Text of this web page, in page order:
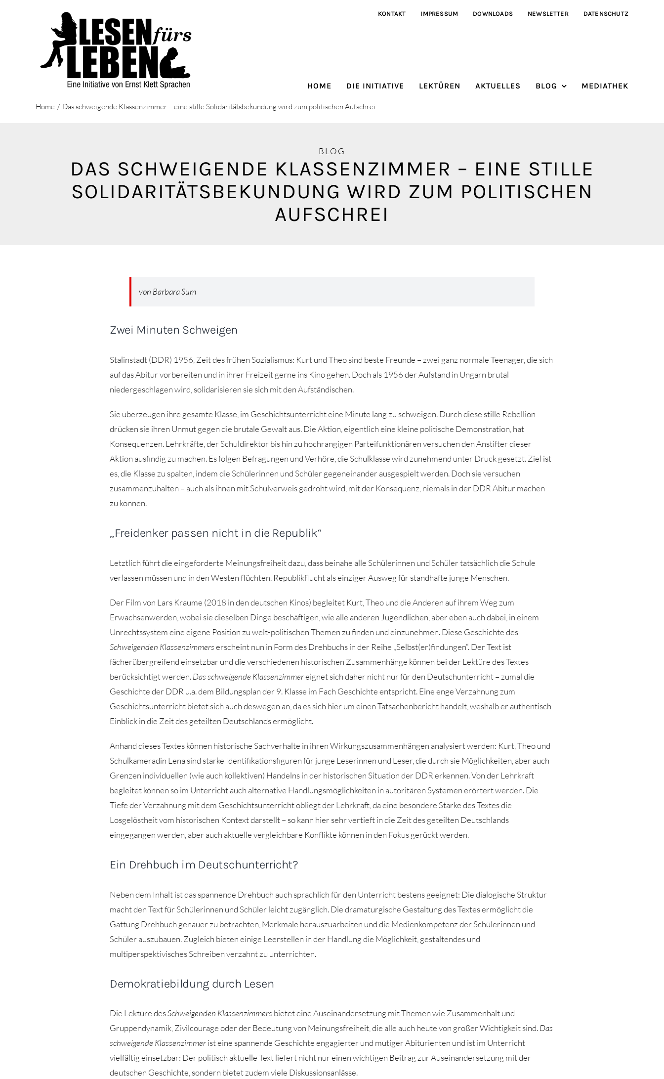
KONTAKT IMPRESSUM DOWNLOADS NEWSLETTER DATENSCHUTZ
HOME DIE INITIATIVE LEKTÜREN AKTUELLES BLOG MEDIATHEK
Home Das schweigende Klassenzimmer – eine stille Solidaritätsbekundung wird zum politischen Aufschrei
BLOG
DAS SCHWEIGENDE KLASSENZIMMER – EINE STILLE
SOLIDARITÄTSBEKUNDUNG WIRD ZUM POLITISCHEN
AUFSCHREI
von Barbara Sum
Zwei Minuten Schweigen
Stalinstadt (DDR) 1956, Zeit des frühen Sozialismus: Kurt und Theo sind beste Freunde – zwei ganz normale Teenager, die sich
auf das Abitur vorbereiten und in ihrer Freizeit gerne ins Kino gehen. Doch als 1956 der Aufstand in Ungarn brutal
niedergeschlagen wird, solidarisieren sie sich mit den Aufständischen.
Sie überzeugen ihre gesamte Klasse, im Geschichtsunterricht eine Minute lang zu schweigen. Durch diese stille Rebellion
drücken sie ihren Unmut gegen die brutale Gewalt aus. Die Aktion, eigentlich eine kleine politische Demonstration, hat
Konsequenzen. Lehrkräfte, der Schuldirektor bis hin zu hochrangigen Parteifunktionären versuchen den Anstifter dieser
Aktion ausfindig zu machen. Es folgen Befragungen und Verhöre, die Schulklasse wird zunehmend unter Druck gesetzt. Ziel ist
es, die Klasse zu spalten, indem die Schülerinnen und Schüler gegeneinander ausgespielt werden. Doch sie versuchen
zusammenzuhalten – auch als ihnen mit Schulverweis gedroht wird, mit der Konsequenz, niemals in der DDR Abitur machen
zu können.
„Freidenker passen nicht in die Republik“
Letztlich führt die eingeforderte Meinungsfreiheit dazu, dass beinahe alle Schülerinnen und Schüler tatsächlich die Schule
verlassen müssen und in den Westen flüchten. Republikflucht als einziger Ausweg für standhafte junge Menschen.
Der Film von Lars Kraume (2018 in den deutschen Kinos) begleitet Kurt, Theo und die Anderen auf ihrem Weg zum
Erwachsenwerden, wobei sie dieselben Dinge beschäftigen, wie alle anderen Jugendlichen, aber eben auch dabei, in einem
Unrechtssystem eine eigene Position zu welt-politischen Themen zu finden und einzunehmen. Diese Geschichte des
Schweigenden Klassenzimmerserscheint nun in Form des Drehbuchs in der Reihe „Selbst(er)findungen“. Der Text ist
fächerübergreifend einsetzbar und die verschiedenen historischen Zusammenhänge können bei der Lektüre des Textes
berücksichtigt werden.Das schweigende Klassenzimmereignet sich daher nicht nur für den Deutschunterricht – zumal die
Geschichte der DDR u.a. dem Bildungsplan der 9. Klasse im Fach Geschichte entspricht. Eine enge Verzahnung zum
Geschichtsunterricht bietet sich auch deswegen an, da es sich hier um einen Tatsachenbericht handelt, weshalb er authentisch
Einblick in die Zeit des geteilten Deutschlands ermöglicht.
Anhand dieses Textes können historische Sachverhalte in ihren Wirkungszusammenhängen analysiert werden: Kurt, Theo und
Schulkameradin Lena sind starke Identifikationsfiguren für junge Leserinnen und Leser, die durch sie Möglichkeiten, aber auch
Grenzen individuellen (wie auch kollektiven) Handelns in der historischen Situation der DDR erkennen. Von der Lehrkraft
begleitet können so im Unterricht auch alternative Handlungsmöglichkeiten in autoritären Systemen erörtert werden. Die
Tiefe der Verzahnung mit dem Geschichtsunterricht obliegt der Lehrkraft, da eine besondere Stärke des Textes die
Losgelöstheit vom historischen Kontext darstellt – so kann hier sehr vertieft in die Zeit des geteilten Deutschlands
eingegangen werden, aber auch aktuelle vergleichbare Konflikte können in den Fokus gerückt werden.
Ein Drehbuch im Deutschunterricht?
Neben dem Inhalt ist das spannende Drehbuch auch sprachlich für den Unterricht bestens geeignet: Die dialogische Struktur
macht den Text für Schülerinnen und Schüler leicht zugänglich. Die dramaturgische Gestaltung des Textes ermöglicht die
Gattung Drehbuch genauer zu betrachten, Merkmale herauszuarbeiten und die Medienkompetenz der Schülerinnen und
Schüler auszubauen. Zugleich bieten einige Leerstellen in der Handlung die Möglichkeit, gestaltendes und
multiperspektivisches Schreiben verzahnt zu unterrichten.
Demokratiebildung durch Lesen
Die Lektüre desSchweigenden Klassenzimmers bietet eine Auseinandersetzung mit Themen wie Zusammenhalt und
Gruppendynamik, Zivilcourage oder der Bedeutung von Meinungsfreiheit, die alle auch heute von großer Wichtigkeit sind.Das
schweigende Klassenzimmerist eine spannende Geschichte engagierter und mutiger Abiturienten und ist im Unterricht
vielfältig einsetzbar: Der politisch aktuelle Text liefert nicht nur einen wichtigen Beitrag zur Auseinandersetzung mit der
deutschen Geschichte, sondern bietet zudem viele Diskussionsanlässe.